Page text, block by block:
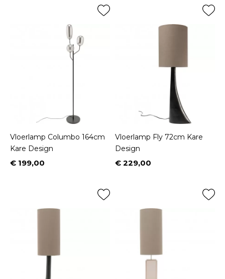
Vloerlamp Columbo 164cm
Kare Design
Prijs
€ 199,00
Vloerlamp Fly 72cm Kare
Design
Prijs
€ 229,00